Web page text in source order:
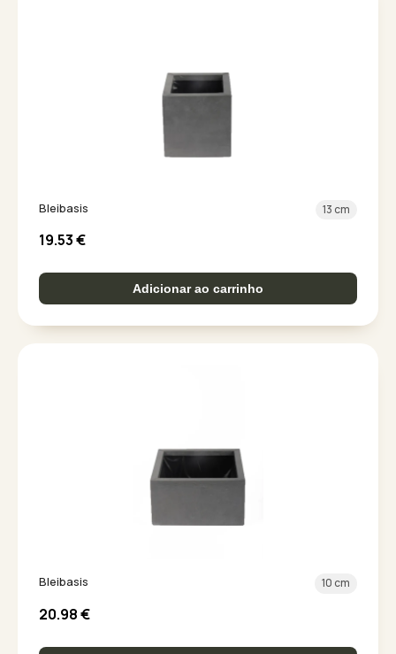
Bleibasis 13 cm
19.53€
Adicionar ao carrinho
Bleibasis 10 cm
20.98€